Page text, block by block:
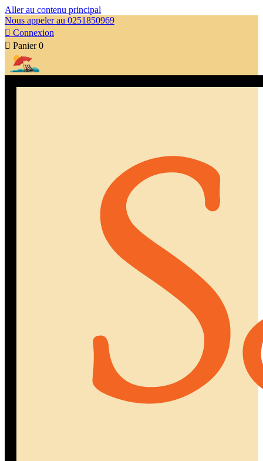
Aller au contenu principal
Nous appeler au 0251850969
 Connexion
 Panier 0